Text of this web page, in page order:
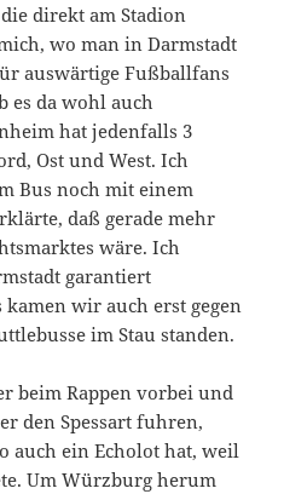
direkt am Stadion
wo man in Darmstadt
auswärtige Fußballfans
es da wohl auch
hat jedenfalls 3
Ost und West. Ich
Bus noch mit einem
daß gerade mehr
wäre. Ich
garantiert
wir auch erst gegen
im Stau standen.
beim Rappen vorbei und
den Spessart fuhren,
auch ein Echolot hat, weil
Um Würzburg herum